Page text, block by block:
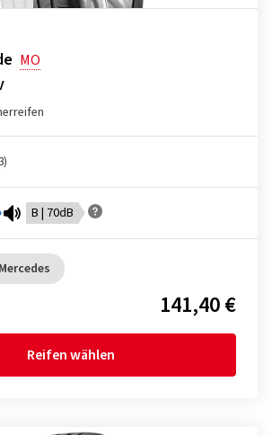
MO
B | 70dB
141,40 €
Reifen wählen